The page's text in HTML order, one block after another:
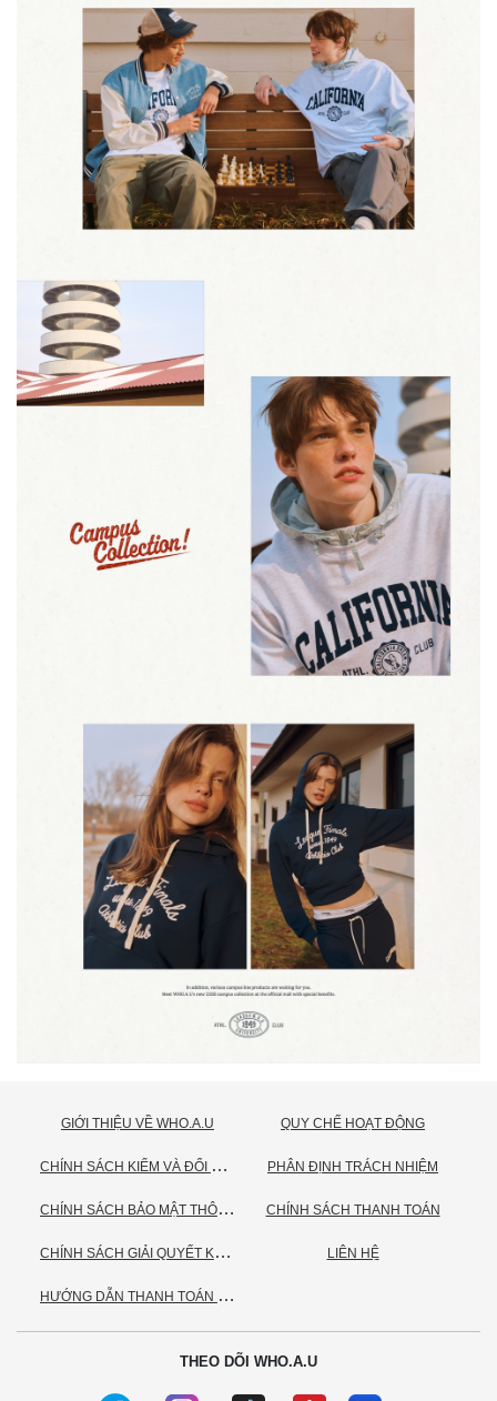
GIỚI THIỆU VỀ WHO.A.U
C
HÍNH SÁCH KIỂM VÀ ĐỔI TRẢ HÀNG
C
HÍNH SÁCH BẢO MẬT THÔNG TIN CÁ NHÂN
C
HÍNH SÁCH GIẢI QUYẾT KHIẾU NẠI
H
ƯỚNG DẪN THANH TOÁN VNPAY
QUY CHẾ HOẠT ĐỘNG
PHÂN ĐỊNH TRÁCH NHIỆM
CHÍNH SÁCH THANH TOÁN
LIÊN HỆ
THEO DÕI WHO.A.U